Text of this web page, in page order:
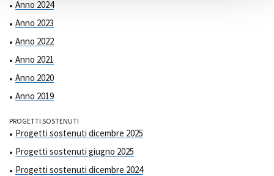
Anno 2024
Anno 2023
Anno 2022
Anno 2021
Anno 2020
Anno 2019
PROGETTI SOSTENUTI
Progetti sostenuti dicembre 2025
Progetti sostenuti giugno 2025
Progetti sostenuti dicembre 2024